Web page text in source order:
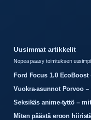
Uusimmat artikkelit
Nopea paasy toimituksen
Ford Focus 1.0
Vuokra-asunnot Porvoo
Seksikäs anime-tyttö –
Miten päästä eroon